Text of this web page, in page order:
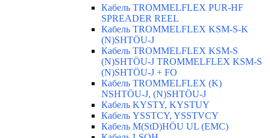
Кабель TROMMELFLEX PUR-HF
SPREADER REEL
Кабель TROMMELFLEX KSM-S-K
(N)SHTÖU-J
Кабель TROMMELFLEX KSM-S
(N)SHTÖU-J TROMMELFLEX KSM-S
(N)SHTÖU-J + FO
Кабель TROMMELFLEX (K)
NSHTÖU-J, (N)SHTÖU-J
Кабель KYSTY, KYSTUY
Кабель YSSTCY, YSSTVCY
Кабель M(StD)HÖU UL (EMС)